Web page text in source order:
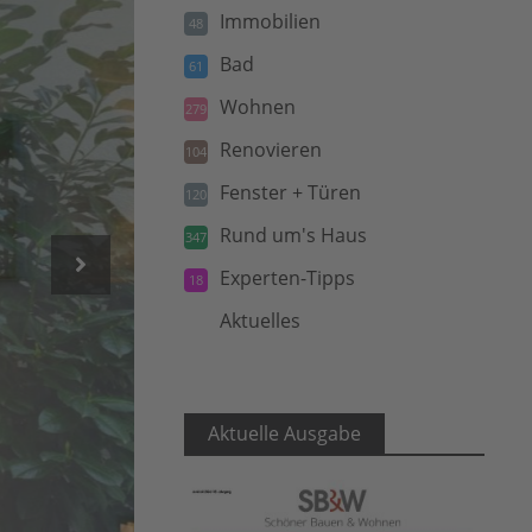
48 Immobilien
61 Bad
279 Wohnen
104 Renovieren
120 Fenster + Türen
347 Rund um's Haus
18 Experten-Tipps
Aktuelles
Aktuelle Ausgabe